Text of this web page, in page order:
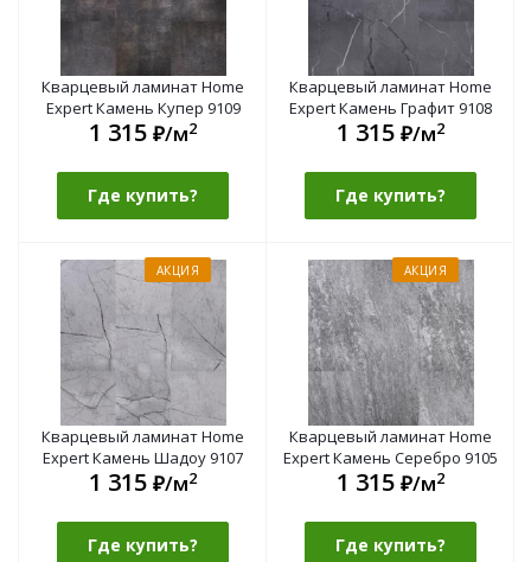
Кварцевый ламинат Home
Expert Камень Купер 9109
1 315 ₽/м2
Где купить?
Кварцевый ламинат Home
Expert Камень Графит 9108
1 315 ₽/м2
Где купить?
АКЦИЯ
Кварцевый ламинат Home
Expert Камень Шадоу 9107
1 315 ₽/м2
Где купить?
АКЦИЯ
Кварцевый ламинат Home
Expert Камень Серебро 9105
1 315 ₽/м2
Где купить?